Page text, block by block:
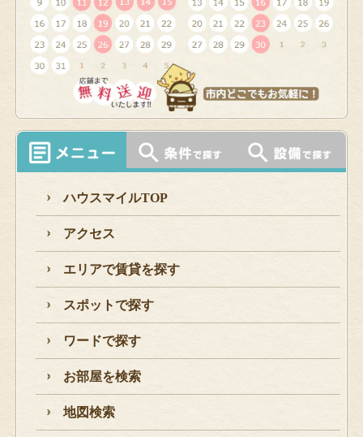
ハウスマイルTOP
アクセス
エリアで賃貸を探す
スポットで探す
ワードで探す
お部屋を検索
地図検索